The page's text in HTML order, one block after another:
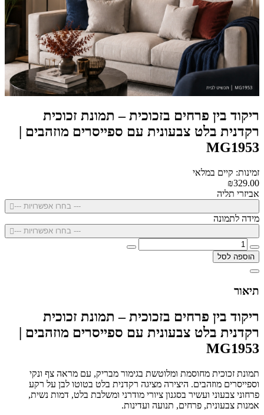
ריקוד בין פרחים בזכוכית – תמונת זכוכית
רקדנית בלט צבעונית עם ספייסרים מוזהבים |
MG1953
זמינות: קיים במלאי
₪329.00
אביזרי תליה
--- בחרו אפשרויות ---
מידה לתמונה
--- בחרו אפשרויות ---
הוספה לסל
תיאור
ריקוד בין פרחים בזכוכית – תמונת זכוכית
רקדנית בלט צבעונית עם ספייסרים מוזהבים |
MG1953
תמונת זכוכית מחוסמת ומלוטשת בגימור מבריק, עם מראה צף ונקי
וספייסרים מוזהבים. היצירה מציגה רקדנית בלט בטוטו לבן על רקע
פרחוני צבעוני ועשיר בסגנון ציורי מודרני ומשלבת בלט, דמות נשית,
אמנות צבעונית, פרחים, תנועה ועדינות.